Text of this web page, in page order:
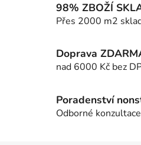
98% ZBOŽÍ
Přes 2000 m2
Doprava
nad 6000 Kč bez
Poradenství
Odborné